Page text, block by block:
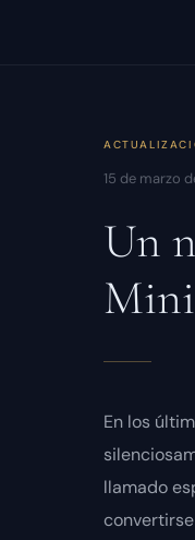
15 de marzo
Un
En los
llamado